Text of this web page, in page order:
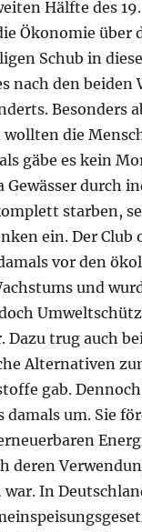
Hälfte des 19.
Ökonomie über
Schub in
nach den beiden
Besonders
wollten die
gäbe es kein
Gewässer durch
starben,
ein. Der Club
vor den
und
Dazu trug auch
Alternativen
gab.
damals um. Sie
deren
war. In